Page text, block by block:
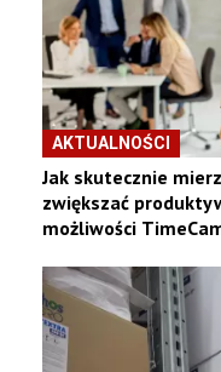
AKTUALNOŚCI
Jak skutecznie
zwiększać
możliwości